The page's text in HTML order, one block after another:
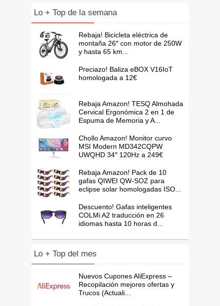
Lo + Top de la semana
Rebaja! Bicicleta eléctrica de
montaña 26″ con motor de 250W
y hasta 65 km...
Preciazo! Baliza eBOX V16IoT
homologada a 12€
Rebaja Amazon! TESQ Almohada
Cervical Ergonómica 2 en 1 de
Espuma de Memoria y A...
Chollo Amazon! Monitor curvo
MSI Modern MD342CQPW
UWQHD 34″ 120Hz a 249€
Rebaja Amazon! Pack de 10
gafas QIWEI QW-SOZ para
eclipse solar homologadas ISO...
Descuento! Gafas inteligentes
COLMi A2 traducción en 26
idiomas hasta 10 horas d...
Lo + Top del mes
Nuevos Cupones AliExpress –
Recopilación mejores ofertas y
Trucos (Actuali...